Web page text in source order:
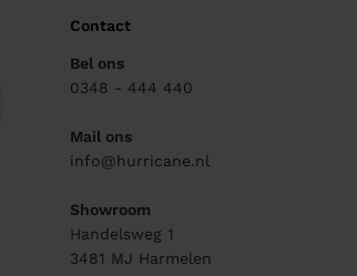
Contact
Bel ons
0348 - 444 440
Mail ons
info@hurricane.nl
Showroom
Handelsweg 1
3481 MJ Harmelen